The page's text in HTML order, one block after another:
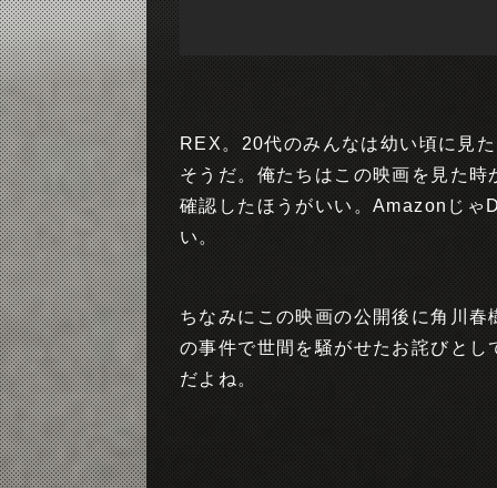
REX。20代のみんなは幼い頃に見
そうだ。俺たちはこの映画を見た
確認したほうがいい。Amazonじゃ
い。
ちなみにこの映画の公開後に角川
の事件で世間を騒がせたお詫びと
だよね。